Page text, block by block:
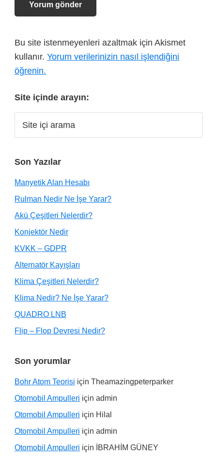
Bu site istenmeyenleri azaltmak için Akismet
kullanır. Yorum verilerinizin nasıl işlendiğini
öğrenin.
Site içinde arayın:
Son Yazılar
Manyetik Alan Hesabı
Rulman Nedir Ne İşe Yarar?
Akü Çeşitleri Nelerdir?
Konjektör Nedir
KVKK – GDPR
Alternatör Kayışları
Klima Çeşitleri Nelerdir?
Klima Nedir? Ne İşe Yarar?
QUADRO LNB
Flip – Flop Devresi Nedir?
Son yorumlar
Bohr Atom Teorisi için Theamazingpeterparker
Otomobil Ampulleri için admin
Otomobil Ampulleri için Hilal
Otomobil Ampulleri için admin
Otomobil Ampulleri için İBRAHİM GÜNEY